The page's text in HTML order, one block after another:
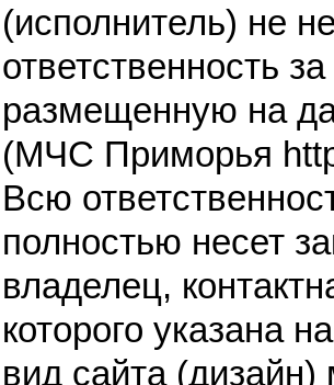
(исполнитель) не
ответственность
размещенную на
(МЧС Приморья
Всю
полностью несет
владелец,
которого указана
вид сайта (дизайн)